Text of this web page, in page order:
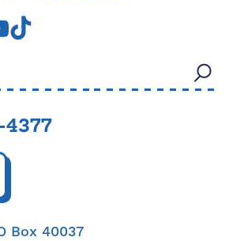
Box 40037